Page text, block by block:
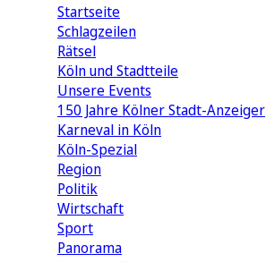
Startseite
Schlagzeilen
Rätsel
Köln und Stadtteile
Unsere Events
150 Jahre Kölner Stadt-Anzeiger
Karneval in Köln
Köln-Spezial
Region
Politik
Wirtschaft
Sport
Panorama